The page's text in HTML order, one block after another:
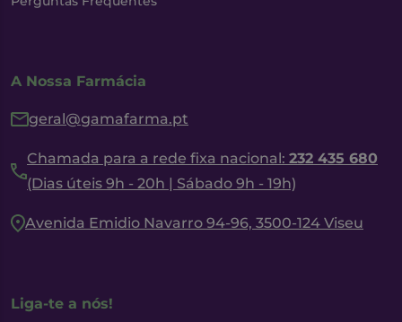
A Nossa Farmácia
geral@gamafarma.pt
Chamada para a rede fixa nacional: 232 435 680
(Dias úteis 9h - 20h | Sábado 9h - 19h)
Avenida Emidio Navarro 94-96, 3500-124 Viseu
Liga-te a nós!